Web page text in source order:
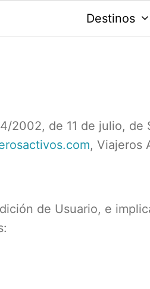
Destinos
2002, de 11 de julio,
, Viajeros
de Usuario, e